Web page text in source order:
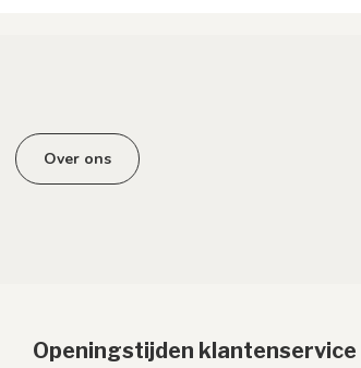
Over ons
Openingstijden klantenservice